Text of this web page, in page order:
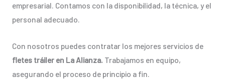
empresarial. Contamos con la disponibilidad, la técnica, y el
personal adecuado.
Con nosotros puedes contratar los mejores servicios de
fletes tráiler en La Alianza. Trabajamos en equipo,
asegurando el proceso de principio a fin.